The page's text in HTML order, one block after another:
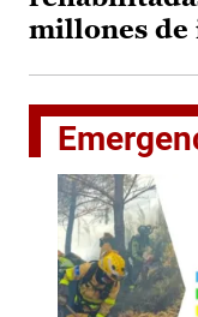
millones de